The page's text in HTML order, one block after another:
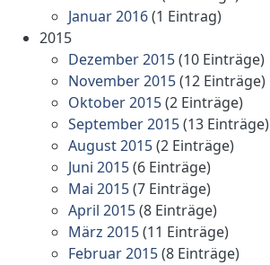
Januar 2016(1 Eintrag)
2015
Dezember 2015(10 Einträge)
November 2015(12 Einträge)
Oktober 2015(2 Einträge)
September 2015(13 Einträge)
August 2015(2 Einträge)
Juni 2015(6 Einträge)
Mai 2015(7 Einträge)
April 2015(8 Einträge)
März 2015(11 Einträge)
Februar 2015(8 Einträge)